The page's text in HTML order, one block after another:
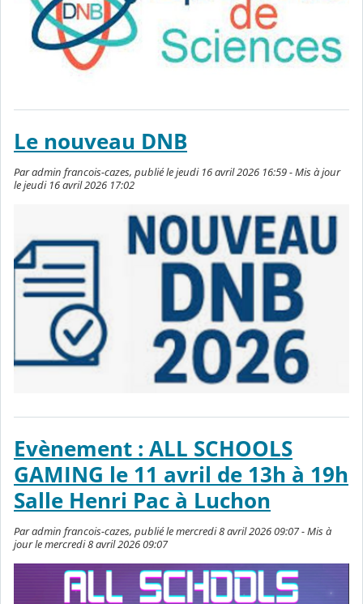
Le nouveau DNB
Par admin francois-cazes, publié le jeudi 16 avril 2026 16:59 - Mis à jour
le jeudi 16 avril 2026 17:02
Evènement : ALL SCHOOLS
GAMING le 11 avril de 13h à 19h
Salle Henri Pac à Luchon
Par admin francois-cazes, publié le mercredi 8 avril 2026 09:07 - Mis à
jour le mercredi 8 avril 2026 09:07